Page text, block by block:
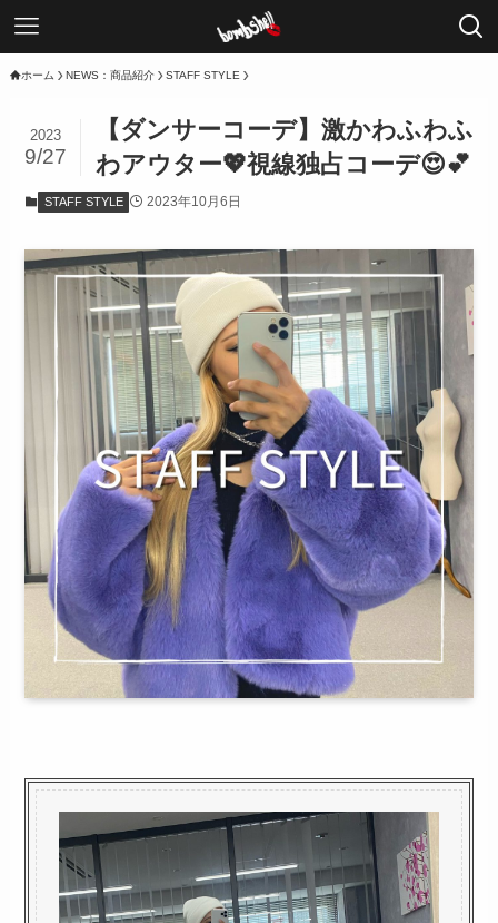
ホーム NEWS：商品紹介 STAFF STYLE
【ダンサーコーデ】激かわふわふ
わアウター💖視線独占コーデ😍💕
2023
9/27
STAFF STYLE 2023年10月6日